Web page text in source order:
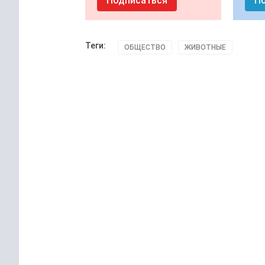
Теги: ОБЩЕСТВО ЖИВОТНЫЕ